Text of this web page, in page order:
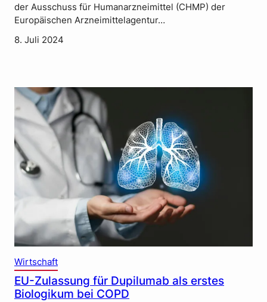
der Ausschuss für Humanarzneimittel (CHMP) der
Europäischen Arzneimittelagentur…
8. Juli 2024
Wirtschaft
EU-Zulassung für Dupilumab als erstes
Biologikum bei COPD